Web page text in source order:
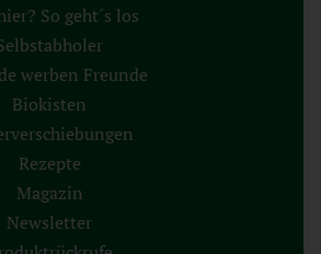
So geht´s los
werben Freunde
Biokisten
Rezepte
Magazin
Newsletter